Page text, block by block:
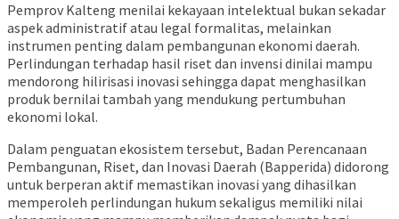
Pemprov Kalteng menilai kekayaan intelektual bukan sekadar
aspek administratif atau legal formalitas, melainkan
instrumen penting dalam pembangunan ekonomi daerah.
Perlindungan terhadap hasil riset dan invensi dinilai mampu
mendorong hilirisasi inovasi sehingga dapat menghasilkan
produk bernilai tambah yang mendukung pertumbuhan
ekonomi lokal.
Dalam penguatan ekosistem tersebut, Badan Perencanaan
Pembangunan, Riset, dan Inovasi Daerah (Bapperida) didorong
untuk berperan aktif memastikan inovasi yang dihasilkan
memperoleh perlindungan hukum sekaligus memiliki nilai